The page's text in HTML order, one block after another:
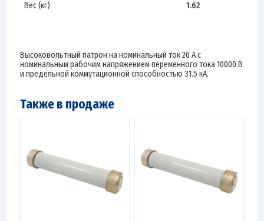
Вес (кг)
1.62
Высоковольтный патрон на номинальный ток 20 А с
номинальным рабочим напряжением переменного тока 10000 В
и предельной коммутационной способностью 31.5 кА.
Также в продаже